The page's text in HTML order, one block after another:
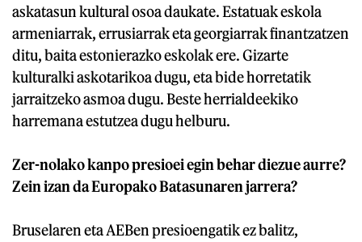
askatasun kultural osoa daukate. Estatuak eskola
armeniarrak, errusiarrak eta georgiarrak finantzatzen
ditu, baita estonierazko eskolak ere. Gizarte
kulturalki askotarikoa dugu, eta bide horretatik
jarraitzeko asmoa dugu. Beste herrialdeekiko
harremana estutzea dugu helburu.
Zer-nolako kanpo presioei egin behar diezue aurre?
Zein izan da Europako Batasunaren jarrera?
Bruselaren eta AEBen presioengatik ez balitz,